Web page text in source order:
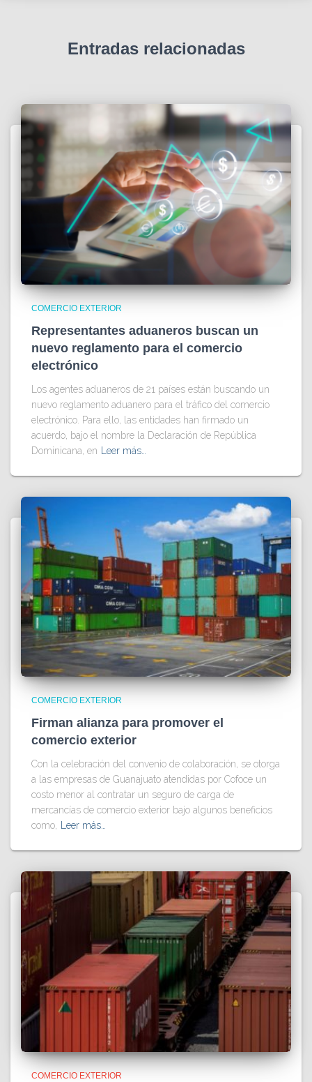
Entradas relacionadas
COMERCIO EXTERIOR
Representantes aduaneros buscan un
nuevo reglamento para el comercio
electrónico
Los agentes aduaneros de 21 países están buscando un
nuevo reglamento aduanero para el tráfico del comercio
electrónico. Para ello, las entidades han firmado un
acuerdo, bajo el nombre la Declaración de República
Dominicana, en
Leer más…
COMERCIO EXTERIOR
Firman alianza para promover el
comercio exterior
Con la celebración del convenio de colaboración, se otorga
a las empresas de Guanajuato atendidas por Cofoce un
costo menor al contratar un seguro de carga de
mercancías de comercio exterior bajo algunos beneficios
como, Leer más…
COMERCIO EXTERIOR